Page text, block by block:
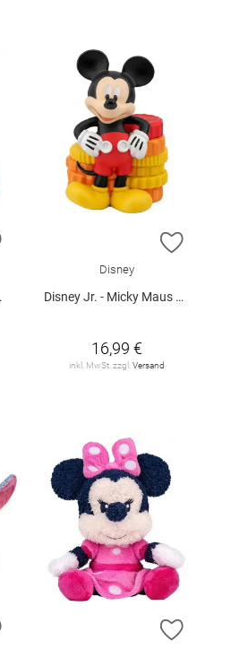
ZUR WUNSCHLISTE HINZUFÜGEN
ZUR
Disney
Disney Jr. - Micky Maus Wunderhaus
16,99 €
inkl. MwSt. zzgl. Versand
ZUR WUNSCHLISTE HINZUFÜGEN
ZUR